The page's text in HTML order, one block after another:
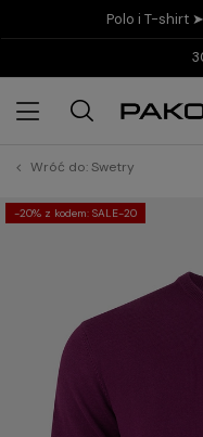
Polo i T-shirt
Kup teraz i
Wróć do:Swetry
-20% z kodem: SALE-20